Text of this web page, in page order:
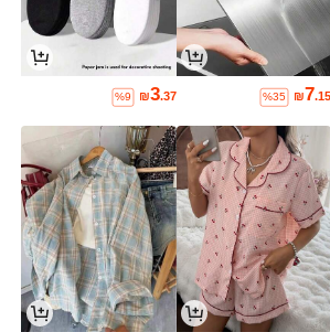
₪7.15
%35
₪3.37
%9